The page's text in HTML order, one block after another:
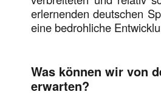
erlernenden deutschen
eine bedrohliche
Was können wir von
erwarten?